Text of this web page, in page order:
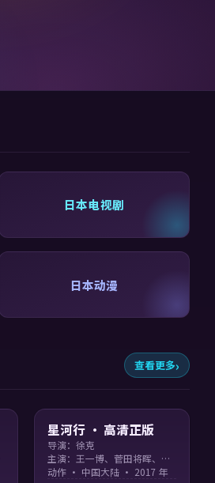
日本电视剧
日本动漫
查看更多
星河行 · 高清正版
导演：徐克
主演：王一博、菅田将晖、全智贤、易烊千玺 等
动作 · 中国大陆 · 2017 年